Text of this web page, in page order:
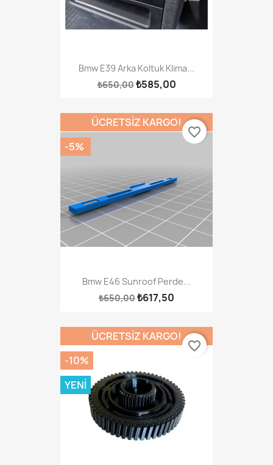
Bmw E39 Arka Koltuk Klima...
₺650,00₺585,00
Bmw E46 Sunroof Perde...
₺650,00₺617,50
ÜCRETSIZ KARGO!
-5%
favorite_border
ÜCRETSIZ KARGO!
-10%
YENI
favorite_border